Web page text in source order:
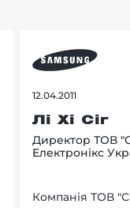
12.04.2011
Лі Хі Сіг
Директор ТОВ
Електронікс
Компанія ТОВ